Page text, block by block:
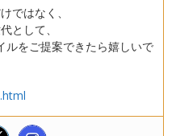
ではなく、
として、
ルをご提案できたら嬉しいで